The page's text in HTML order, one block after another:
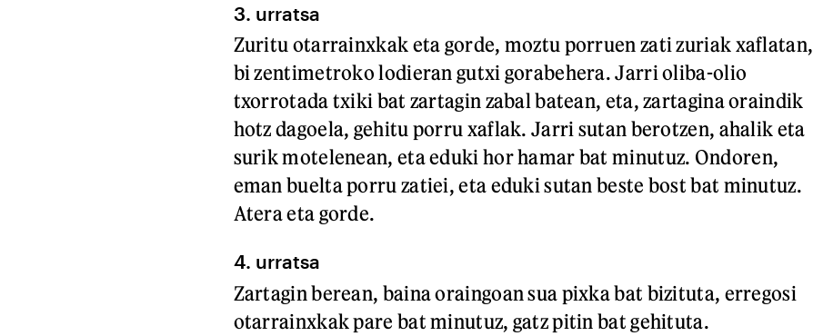
3. urratsa
Zuritu otarrainxkak eta gorde, moztu porruen zati zuriak xaflatan,
bi zentimetroko lodieran gutxi gorabehera. Jarri oliba-olio
txorrotada txiki bat zartagin zabal batean, eta, zartagina oraindik
hotz dagoela, gehitu porru xaflak. Jarri sutan berotzen, ahalik eta
surik motelenean, eta eduki hor hamar bat minutuz. Ondoren,
eman buelta porru zatiei, eta eduki sutan beste bost bat minutuz.
Atera eta gorde.
4. urratsa
Zartagin berean, baina oraingoan sua pixka bat bizituta, erregosi
otarrainxkak pare bat minutuz, gatz pitin bat gehituta.